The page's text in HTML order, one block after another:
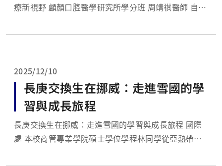
療新視野 顱顏口腔醫學研究所學分班 周靖祺醫師 自
齒顎矯正領域的重要交流平台。今年論壇由長庚醫院顱
2025/12/10
長庚交換生在挪威：走進雪國的學
習與成長旅程
長庚交換生在挪威：走進雪國的學習與成長旅程 國際
處 本校商管專業學院碩士學位學程林同學從亞熱帶的